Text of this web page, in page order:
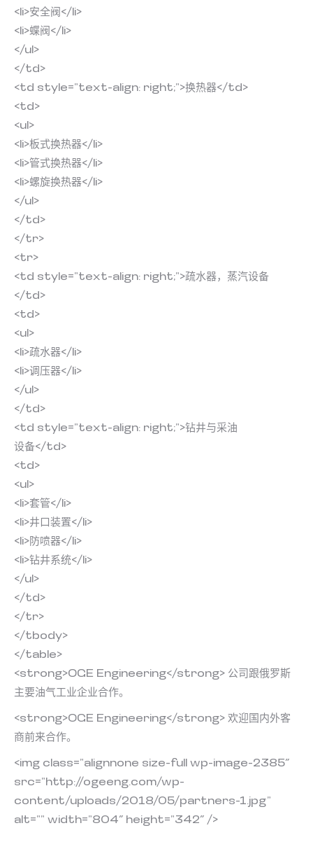
<li>安全阀</li>
<li>蝶阀</li>
</ul>
</td>
<td style=”text-align: right;”>换热器</td>
<td>
<ul>
<li>板式换热器</li>
<li>管式换热器</li>
<li>螺旋换热器</li>
</ul>
</td>
</tr>
<tr>
<td style=”text-align: right;”>疏水器，蒸汽设备
</td>
<td>
<ul>
<li>疏水器</li>
<li>调压器</li>
</ul>
</td>
<td style=”text-align: right;”>钻井与采油
设备</td>
<td>
<ul>
<li>套管</li>
<li>井口装置</li>
<li>防喷器</li>
<li>钻井系统</li>
</ul>
</td>
</tr>
</tbody>
</table>
<strong>OGE Engineering</strong> 公司跟俄罗斯
主要油气工业企业合作。
<strong>OGE Engineering</strong> 欢迎国内外客
商前来合作。
<img class=”alignnone size-full wp-image-2385″
src=”http://ogeeng.com/wp-
content/uploads/2018/05/partners-1.jpg”
alt=”” width=”804″ height=”342″ />